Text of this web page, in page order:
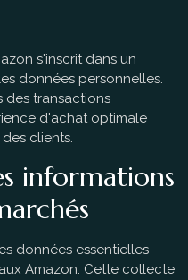
s'inscrit dans un
données personnelles.
des transactions
d'achat optimale
clients.
informations
données essentielles
Amazon. Cette collecte